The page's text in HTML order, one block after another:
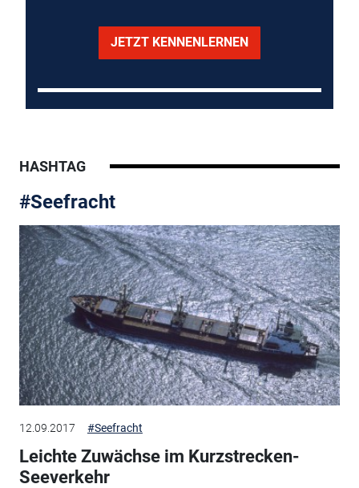
JETZT KENNENLERNEN
HASHTAG
#Seefracht
12.09.2017 #Seefracht
Leichte Zuwächse im Kurzstrecken-
Seeverkehr